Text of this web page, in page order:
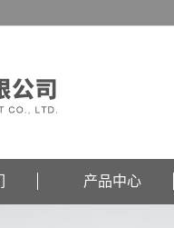
产品中心